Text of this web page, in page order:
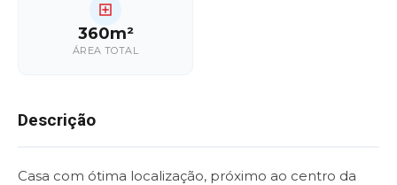
360m²
ÁREA TOTAL
Descrição
Casa com ótima localização, próximo ao centro da